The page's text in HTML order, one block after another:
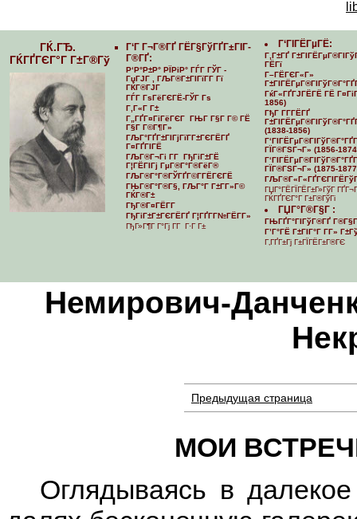
ГЌ.ГЂ.
ГЌГҐГЄГ°Г Г±Г®Гў
Г‘Г Г¬Г®ГҐ ГЁГ§ГўГҐГ±ГІГ­
Г®ГҐ:
Р‘Р°Р±Р° РЇРіР° ГЃГ ГЎГ -
ГџГЈГ , ГЉГ®Г±ГІГїГ­Г Гї
ГЌГ®ГЈГ
ГЃГ ГѕГёГЄГЁ-ГЎГ Гѕ
Г‚Г«Г Г±
Г„ГҐГ¤ГіГёГЄГ ГЊГ Г§Г Г© ГЁ
Г§Г Г©Г¶Г»
ГЉГ°ГҐГ±ГІГјГїГ­Г±ГЄГЁГҐ
Г¤ГҐГІГЁ
ГЉГ®Г¬Гі Г­Г ГђГіГ±ГЁ
Г¦ГЁГІГј ГµГ®Г°Г®ГёГ®
ГЉГ®Г°Г®ГЎГҐГ©Г­ГЁГЄГЁ
ГЊГ®Г°Г®Г§, ГЉГ°Г Г±Г­Г»Г©
ГЌГ®Г±
ГђГ®Г¤ГЁГ­Г
ГђГіГ±Г±ГЄГЁГҐ Г¦ГҐГ­Г№ГЁГ­Г»
ГђГ»Г¶Г Г°Гј Г­Г Г·Г Г±
Г‘ГІГЁГµГЁ:
Г‚Г±ГҐ
ГЁГї
Г–ГЁГЄГ«Г»
ГќГ«ГҐГЈГЁГЁ ГЁ
1856)
ГђГ Г­Г­ГЁГҐ
(1838-1856)
ГЇГ®ГЅГ¬Г» (1856-
ГЇГ®ГЅГ¬Г» (1875-
ГЏГ°ГЁГЇГЁГ±Г»ГўГ
ГЌГҐГЄГ°Г Г±Г®ГўГі
ГЏГ°Г®Г§Г :
ГЊГҐГ°ГІГўГ®ГҐ
Г’Г°ГЁ Г±ГІГ°Г Г­Г»
Г‚ГҐГ±Гј Г±ГЇГЁГ±Г®ГЄ
Немирович-
Предыдущая страница
МОИ
Оглядываясь в